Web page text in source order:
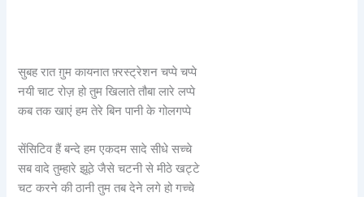
सुबह रात ग़ुम कायनात फ़्रस्ट्रेशन चप्पे चप्पे
नयी चाट रोज़ हो तुम खिलाते तौबा लारे लप्पे
कब तक खाएं हम तेरे बिन पानी के गोलगप्पे
सेंसिटिव हैं बन्दे हम एकदम सादे सीधे सच्चे
सब वादे तुम्हारे झूठे जैसे चटनी से मीठे खट्टे
चट करने की ठानी तुम तब देने लगे हो गच्चे